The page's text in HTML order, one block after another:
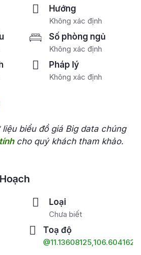
Hướng
Không xác định
Số phòng ngủ
Không xác định
Pháp lý
Không xác định
biểu đồ giá Big data chúng
cho quý khách tham khảo.
Loại
Chưa biết
Toạ độ
@11.13608125,106.6041623